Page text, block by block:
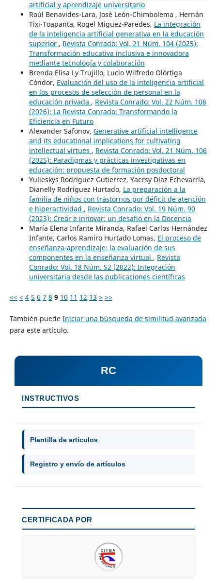
artificial y aprendizaje universitario
Raúl Benavides-Lara, José León-Chimbolema , Hernán
Tixi-Toapanta, Rogel Miguez-Paredes, La integración
de la inteligencia artificial generativa en la educación
superior , Revista Conrado: Vol. 21 Núm. 104 (2025):
Transformación educativa inclusiva e innovadora
mediante tecnología y colaboración
Brenda Elisa Ly Trujillo, Lucio Wilfredo Olórtiga
Cóndor, Evaluación del uso de la inteligencia artificial
en los procesos de selección de personal en la
educación privada , Revista Conrado: Vol. 22 Núm. 108
(2026): La Revista Conrado: Transformando la
Eficiencia en Futuro
Alexander Safonov, Generative artificial intelligence
and its educational implications for cultivating
intellectual virtues , Revista Conrado: Vol. 21 Núm. 106
(2025): Paradigmas y prácticas investigativas en
educación: propuesta de formación posdoctoral
Yulieskys Rodriguez Gutierrez, Yaersy Díaz Echevarría,
Dianelly Rodríguez Hurtado, La preparación a la
familia de niños con trastornos por déficit de atención
e hiperactividad , Revista Conrado: Vol. 19 Núm. 90
(2023): Crear e innovar: un desafio en la Docencia
María Elena Infante Miranda, Rafael Carlos Hernández
Infante, Carlos Ramiro Hurtado Lomas, El proceso de
enseñanza-aprendizaje: la evaluación de sus
componentes en la enseñanza virtual , Revista
Conrado: Vol. 18 Núm. S2 (2022): Integración
universitaria desde las publicaciones científicas
<< < 4 5 6 7 8 9 10 11 12 13 > >>
También puede Iniciar una búsqueda de similitud avanzada
para este artículo.
RC
INSTRUCTIVOS
Plantilla de artículos
Registro y envío de artículos
CERTIFICADA POR